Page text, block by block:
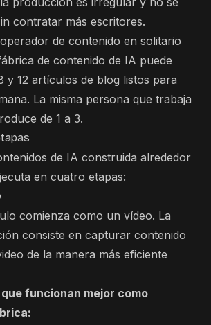
contratar más escritores.
de contenido en solitario
de contenido de IA puede
y 12 artículos de blog listos para
La misma persona que trabaja
de 1 a 3.
de IA construida alrededor
en cuatro etapas:
comienza como un vídeo. La
consiste en capturar contenido
de la manera más eficiente
funcionan mejor como